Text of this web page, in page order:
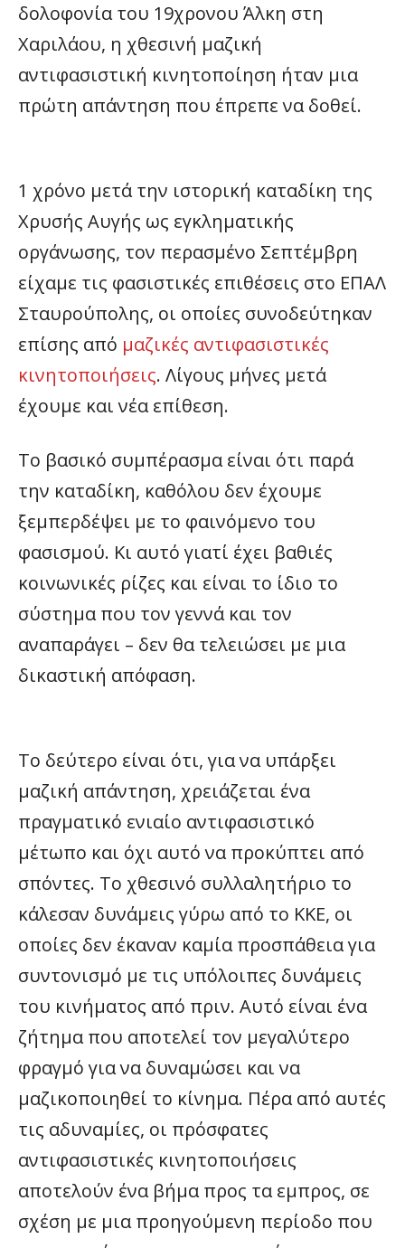
δολοφονία του 19χρονου Άλκη στη
Χαριλάου, η χθεσινή μαζική
αντιφασιστική κινητοποίηση ήταν μια
πρώτη απάντηση που έπρεπε να δοθεί.
1 χρόνο μετά την ιστορική καταδίκη της
Χρυσής Αυγής ως εγκληματικής
οργάνωσης, τον περασμένο Σεπτέμβρη
είχαμε τις φασιστικές επιθέσεις στο ΕΠΑΛ
Σταυρούπολης, οι οποίες συνοδεύτηκαν
επίσης από μαζικές αντιφασιστικές
κινητοποιήσεις. Λίγους μήνες μετά
έχουμε και νέα επίθεση.
Το βασικό συμπέρασμα είναι ότι παρά
την καταδίκη, καθόλου δεν έχουμε
ξεμπερδέψει με το φαινόμενο του
φασισμού. Κι αυτό γιατί έχει βαθιές
κοινωνικές ρίζες και είναι το ίδιο το
σύστημα που τον γεννά και τον
αναπαράγει – δεν θα τελειώσει με μια
δικαστική απόφαση.
Το δεύτερο είναι ότι, για να υπάρξει
μαζική απάντηση, χρειάζεται ένα
πραγματικό ενιαίο αντιφασιστικό
μέτωπο και όχι αυτό να προκύπτει από
σπόντες. Το χθεσινό συλλαλητήριο το
κάλεσαν δυνάμεις γύρω από το ΚΚΕ, οι
οποίες δεν έκαναν καμία προσπάθεια για
συντονισμό με τις υπόλοιπες δυνάμεις
του κινήματος από πριν. Αυτό είναι ένα
ζήτημα που αποτελεί τον μεγαλύτερο
φραγμό για να δυναμώσει και να
μαζικοποιηθεί το κίνημα. Πέρα από αυτές
τις αδυναμίες, οι πρόσφατες
αντιφασιστικές κινητοποιήσεις
αποτελούν ένα βήμα προς τα εμπρος, σε
σχέση με μια προηγούμενη περίοδο που